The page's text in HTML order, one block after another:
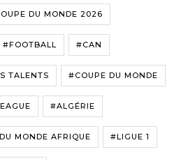
DU MONDE 2026
#FOOTBALL #CAN
TALENTS #COUPE DU MONDE
#ALGÉRIE
MONDE AFRIQUE #LIGUE 1